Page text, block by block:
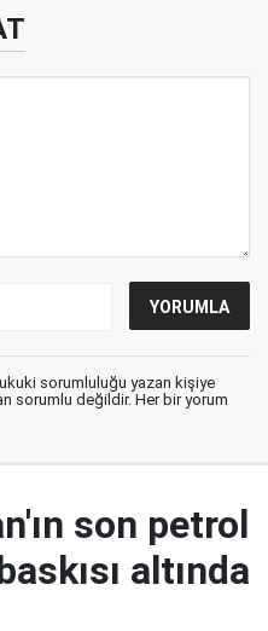
sorumluluğu yazan kişiye
sorumlu değildir. Her bir yorum
son petrol
altında